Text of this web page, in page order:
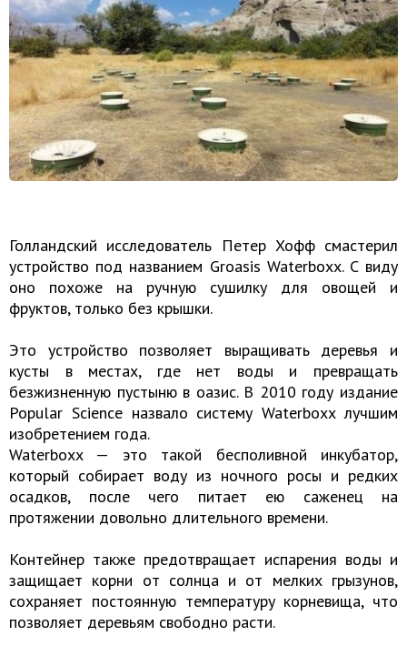
Голландский исследователь Петер Хофф смастерил
устройство под названием Groasis Waterboxx. С виду
оно похоже на ручную сушилку для овощей и
фруктов, только без крышки.
Это устройство позволяет выращивать деревья и
кусты в местах, где нет воды и превращать
безжизненную пустыню в оазис. В 2010 году издание
Popular Science назвало систему Waterboxx лучшим
изобретением года.
Waterboxx — это такой бесполивной инкубатор,
который собирает воду из ночного росы и редких
осадков, после чего питает ею саженец на
протяжении довольно длительного времени.
Контейнер также предотвращает испарения воды и
защищает корни от солнца и от мелких грызунов,
сохраняет постоянную температуру корневища, что
позволяет деревьям свободно расти.